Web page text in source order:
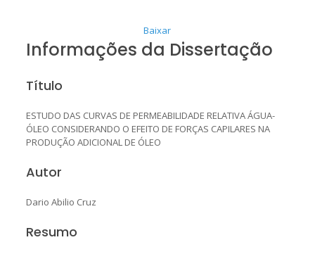
Baixar
Informações da Dissertação
Título
ESTUDO DAS CURVAS DE PERMEABILIDADE RELATIVA ÁGUA-
ÓLEO CONSIDERANDO O EFEITO DE FORÇAS CAPILARES NA
PRODUÇÃO ADICIONAL DE ÓLEO
Autor
Dario Abilio Cruz
Resumo